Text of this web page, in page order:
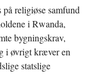
religiøse samfund
i Rwanda,
bygningskrav,
i øvrigt kræver en
statslige